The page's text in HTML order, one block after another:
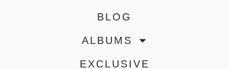
BLOG
ALBUMS
EXCLUSIVE